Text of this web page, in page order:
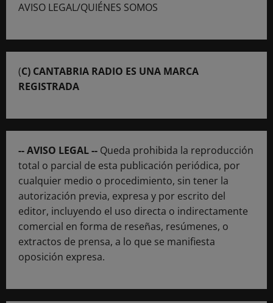
AVISO LEGAL/QUIÉNES SOMOS
(C) CANTABRIA RADIO ES UNA MARCA
REGISTRADA
-- AVISO LEGAL -- Queda prohibida la reproducción
total o parcial de esta publicación periódica, por
cualquier medio o procedimiento, sin tener la
autorización previa, expresa y por escrito del
editor, incluyendo el uso directa o indirectamente
comercial en forma de reseñas, resúmenes, o
extractos de prensa, a lo que se manifiesta
oposición expresa.